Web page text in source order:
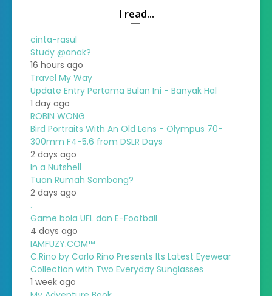
I read...
cinta-rasul
Study @anak?
16 hours ago
Travel My Way
Update Entry Pertama Bulan Ini - Banyak Hal
1 day ago
ROBIN WONG
Bird Portraits With An Old Lens - Olympus 70-
300mm F4-5.6 from DSLR Days
2 days ago
In a Nutshell
Tuan Rumah Sombong?
2 days ago
.
Game bola UFL dan E-Football
4 days ago
IAMFUZY.COM™
C.Rino by Carlo Rino Presents Its Latest Eyewear
Collection with Two Everyday Sunglasses
1 week ago